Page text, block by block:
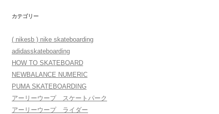
カテゴリー
( nikesb ) nike skateboarding
adidasskateboarding
HOW TO SKATEBOARD
NEWBALANCE NUMERIC
PUMA SKATEBOARDING
アーリーウープ スケートパーク
アーリーウープ ライダー